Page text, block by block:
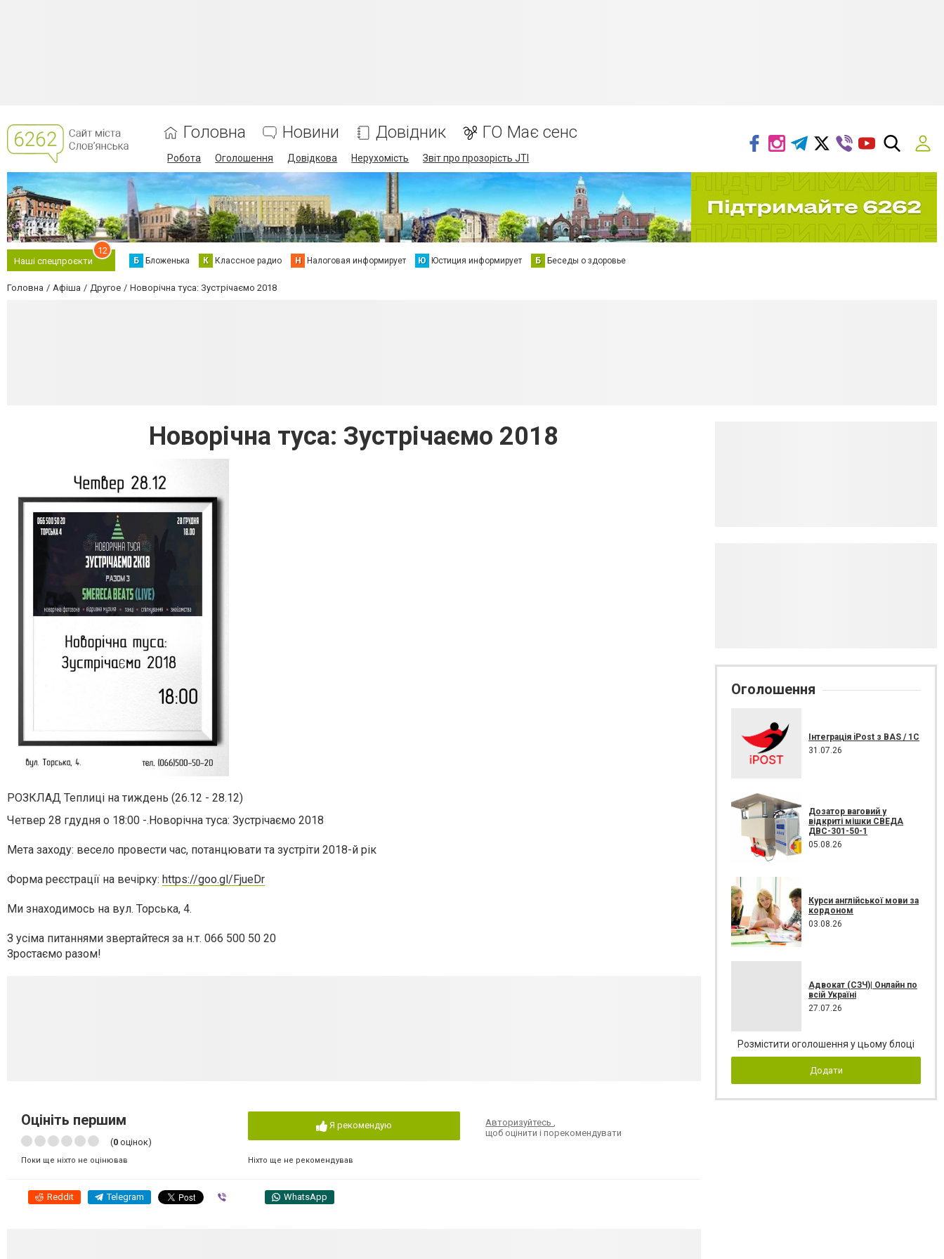
Головна Новини Довідник ГО Має сенс
Робота Оголошення Довідкова Нерухомість Звіт про прозорість JTI
Наші спецпроєкти
12
Б Бложенька К Классное радио Н Налоговая информирует Ю Юстиция информирует Б Беседы о здоровье
Головна Афіша Другое Новорічна туса: Зустрічаємо 2018
Новорічна туса: Зустрічаємо 2018
РОЗКЛАД Теплиці на тиждень (26.12 - 28.12)
Четвер 28 гдудня о 18:00 -.Новорічна туса: Зустрічаємо 2018
Мета заходу: весело провести час, потанцювати та зустріти 2018-й рік
Форма реєстрації на вечірку: https://goo.gl/FjueDr
Ми знаходимось на вул. Торська, 4.
З усіма питаннями звертайтеся за н.т. 066 500 50 20
Зростаємо разом!
Оцініть першим
(0 оцінок)
Поки ще ніхто не оцінював
Я рекомендую
Ніхто ще не рекомендував
Авторизуйтесь,
щоб оцінити і порекомендувати
Reddit Telegram WhatsApp
Оголошення
Інтеграція iPost з BAS / 1С
31.07.26
Дозатор ваговий у
відкриті мішки СВЕДА
ДВС-301-50-1
05.08.26
Курси англійської мови за
кордоном
03.08.26
Адвокат (СЗЧ)| Онлайн по
всій Україні
27.07.26
Розмістити оголошення у цьому блоці
Додати